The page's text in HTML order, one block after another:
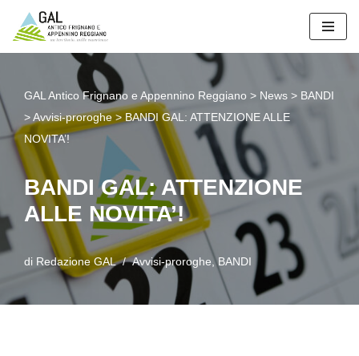
Vai
GAL Antico Frignano e Appennino Reggiano > News > BANDI
>Avvisi-proroghe > BANDI GAL: ATTENZIONE ALLE
NOVITA’!
BANDI GAL: ATTENZIONE
ALLE NOVITA’!
di Redazione GAL Avvisi-proroghe,BANDI